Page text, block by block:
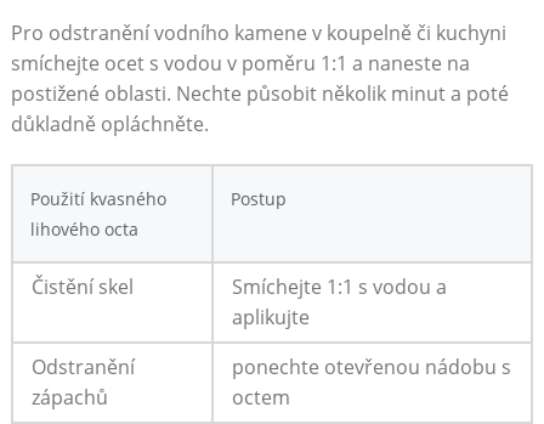
Pro odstranění​ vodního kamene v koupelně či kuchyni
smíchejte ocet s vodou‍ v⁤ poměru 1:1 a naneste na
postižené oblasti. Nechte​ působit několik⁤ minut a poté
důkladně‌ opláchněte.
Použití kvasného
lihového octa
Postup
Čistění skel
Smíchejte 1:1 s vodou a
aplikujte
Odstranění⁤
zápachů
ponechte otevřenou nádobu s
octem